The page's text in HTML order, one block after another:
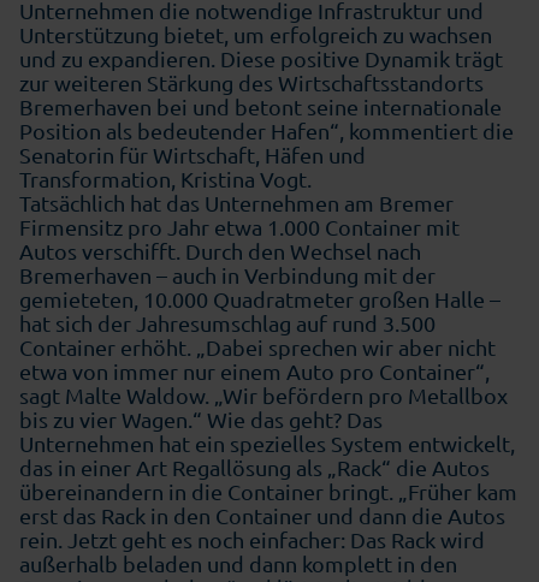
Unternehmen die notwendige Infrastruktur und
Unterstützung bietet, um erfolgreich zu wachsen
und zu expandieren. Diese positive Dynamik trägt
zur weiteren Stärkung des Wirtschaftsstandorts
Bremerhaven bei und betont seine internationale
Position als bedeutender Hafen“, kommentiert die
Senatorin für Wirtschaft, Häfen und
Transformation, Kristina Vogt.
Tatsächlich hat das Unternehmen am Bremer
Firmensitz pro Jahr etwa 1.000 Container mit
Autos verschifft. Durch den Wechsel nach
Bremerhaven – auch in Verbindung mit der
gemieteten, 10.000 Quadratmeter großen Halle –
hat sich der Jahresumschlag auf rund 3.500
Container erhöht. „Dabei sprechen wir aber nicht
etwa von immer nur einem Auto pro Container“,
sagt Malte Waldow. „Wir befördern pro Metallbox
bis zu vier Wagen.“ Wie das geht? Das
Unternehmen hat ein spezielles System entwickelt,
das in einer Art Regallösung als „Rack“ die Autos
übereinandern in die Container bringt. „Früher kam
erst das Rack in den Container und dann die Autos
rein. Jetzt geht es noch einfacher: Das Rack wird
außerhalb beladen und dann komplett in den